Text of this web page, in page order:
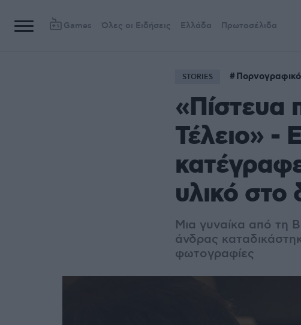
Games Όλες οι Ειδήσεις Ελλάδα Πρωτοσέλιδα
STORIES
«Πίστευα
Τέλειο» -
υλικό στο
Μια γυναίκα από τη
άνδρας
φωτογραφίες